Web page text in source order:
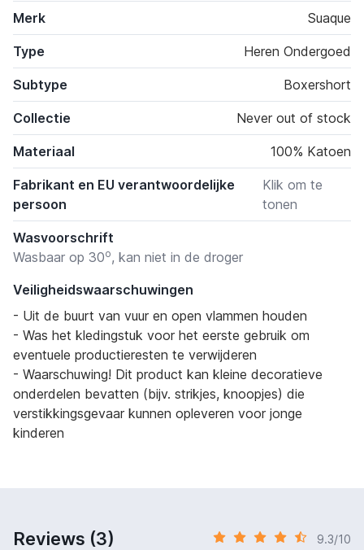
Merk Suaque
Type Heren Ondergoed
Subtype Boxershort
Collectie Never out of stock
Materiaal 100% Katoen
Fabrikant en EU verantwoordelijke
persoon
Klik om te
tonen
Wasvoorschrift
Wasbaar op 30o, kan niet in de droger
Veiligheidswaarschuwingen
- Uit de buurt van vuur en open vlammen houden
- Was het kledingstuk voor het eerste gebruik om
eventuele productieresten te verwijderen
- Waarschuwing! Dit product kan kleine decoratieve
onderdelen bevatten (bijv. strikjes, knoopjes) die
verstikkingsgevaar kunnen opleveren voor jonge
kinderen
Reviews (3) 9.3/10